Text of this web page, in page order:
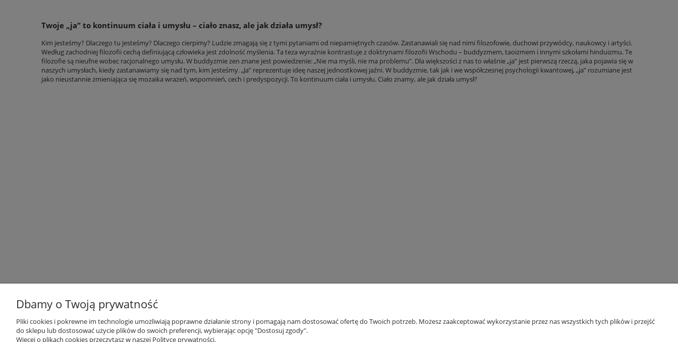
płatności
Twoje „ja” to kontinuum ciała i umysłu – ciało znasz, ale jak działa umysł?
Kim jesteśmy? Dlaczego tu jesteśmy? Dlaczego cierpimy? Ludzie zmagają się z tymi pytaniami od niepamiętnych czasów. Zastanawiali się nad nimi filozofowie, duchowi przywódcy, naukowcy i artyści.
Według zachodniej filozofii cechą definiującą człowieka jest zdolność myślenia. Ta teza wyraźnie kontrastuje z doktrynami filozofii Wschodu – buddyzmem, taoizmem i innymi szkołami hinduizmu. Te
filozofie są nieufne wobec racjonalnego umysłu. W buddyzmie zen znane jest powiedzenie: „Nie ma myśli, nie ma problemu”. Dla większości z nas to właśnie „ja” jest pierwszą rzeczą, jaka pojawia się w
naszych umysłach, kiedy zastanawiamy się nad tym, kim jesteśmy. „Ja” reprezentuje ideę naszej jednostkowej jaźni. W buddyzmie, tak jak i we współczesnej psychologii kwantowej, „ja” rozumiane jest
jako nieustannie zmieniająca się mozaika wrażeń, wspomnień, cech i predyspozycji. To kontinuum ciała i umysłu. Ciało znamy, ale jak działa umysł?
INFO WIĘCEJ O NAS GODZINY OTWARCIA
Dbamy o Twoją prywatność
Pliki cookies i pokrewne im technologie umożliwiają poprawne działanie strony i pomagają nam dostosować ofertę do Twoich potrzeb. Możesz zaakceptować wykorzystanie przez nas wszystkich tych plików i przejść
do sklepu lub dostosować użycie plików do swoich preferencji, wybierając opcję "Dostosuj zgody".
Więcej o plikach cookies przeczytasz w naszej Polityce prywatności.